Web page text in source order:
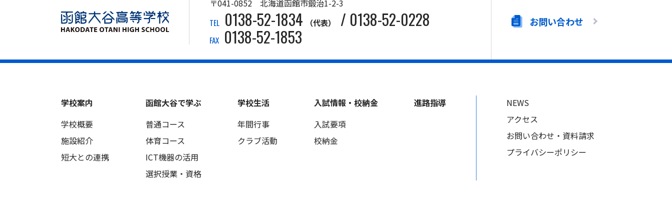
〒041-0852 北海道函館市鍛治1-2-3
TEL 0138-52-1834 （代表） / 0138-52-0228
FAX 0138-52-1853
お問い合わせ
学校案内
学校概要
施設紹介
短大との連携
函館大谷で学ぶ
普通コース
体育コース
ICT機器の活用
選択授業・資格
学校生活
年間行事
クラブ活動
入試情報・校納金
入試要項
校納金
進路指導
NEWS
アクセス
お問い合わせ・資料請求
プライバシーポリシー